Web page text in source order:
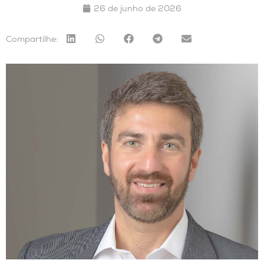
26 de junho de 2026
Compartilhe: